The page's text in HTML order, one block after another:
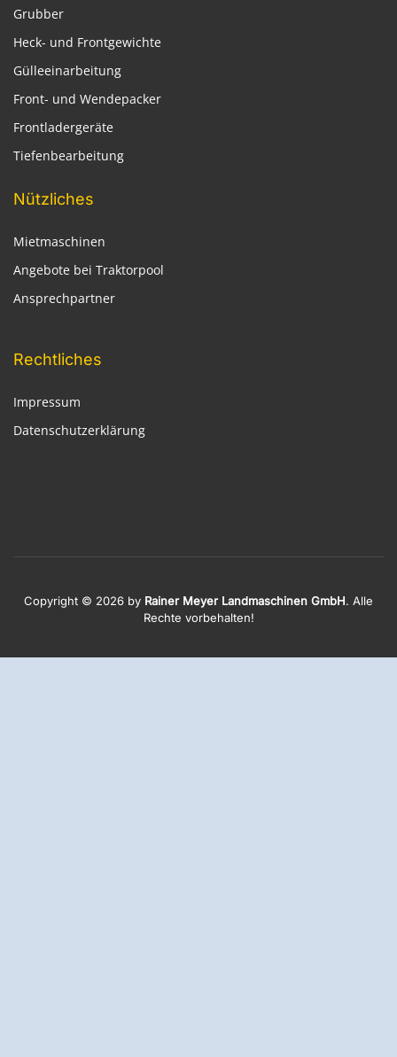
Grubber
Heck- und Frontgewichte
Gülleeinarbeitung
Front- und Wendepacker
Frontladergeräte
Tiefenbearbeitung
Nützliches
Mietmaschinen
Angebote bei Traktorpool
Ansprechpartner
Rechtliches
Impressum
Datenschutzerklärung
Copyright © 2026 by Rainer Meyer Landmaschinen GmbH. Alle
Rechte vorbehalten!